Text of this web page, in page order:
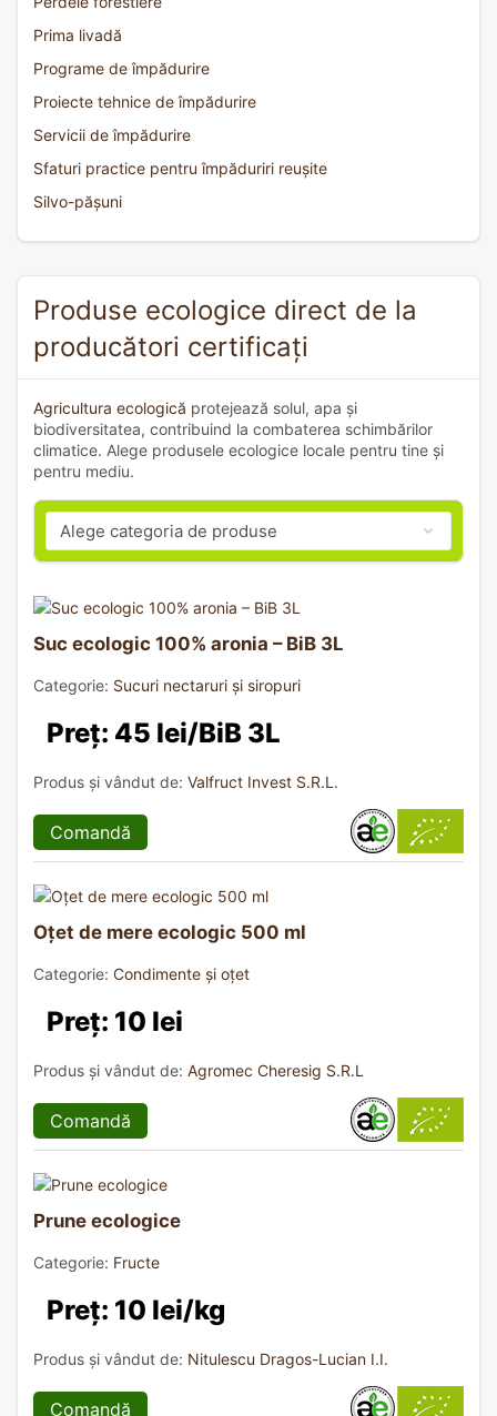
Prima livadă
Programe de împădurire
Proiecte tehnice de împădurire
Servicii de împădurire
Sfaturi practice pentru împăduriri reușite
Silvo-pășuni
Produse ecologice direct de la
producători certificați
Agricultura ecologică protejează solul, apa și
biodiversitatea, contribuind la combaterea schimbărilor
climatice. Alege produsele ecologice locale pentru tine și
pentru mediu.
Suc ecologic 100% aronia – BiB 3L
Categorie: Sucuri nectaruri și siropuri
Preț: 45 lei/BiB 3L
Produs și vândut de: Valfruct Invest S.R.L.
Comandă
Oțet de mere ecologic 500 ml
Categorie: Condimente și oțet
Preț: 10 lei
Produs și vândut de: Agromec Cheresig S.R.L
Comandă
Prune ecologice
Categorie: Fructe
Preț: 10 lei/kg
Produs și vândut de: Nitulescu Dragos-Lucian I.I.
Comandă